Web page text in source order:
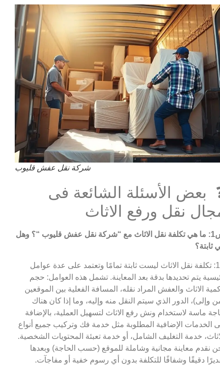
شركة نقل عفش قليوب
بعض الأسئلة الشائعة فى
نقل ورفع الاثاث
نقل عفش قليوب
“؟ وهل
ثابتة؟
ج1: تكلفة نقل الاثاث ليست ثابتة تمامًا وتعتمد على عدة عوامل
يتم تحديدها بدقة بعد المعاينة. تشمل هذه العوامل: حجم
الاثاث والعفش المراد نقله، المسافة الفعلية بين الموقعين
وإلى)، الدور الذي سيتم النقل منه وإليه، وما إذا كان هناك
ماسة لاستخدام ونش رفع الاثاث لتسهيل العملية، بالإضافة
الخدمات الإضافية المطلوبة مثل خدمة فك وتركيب جميع أنواع
خدمة التغليف الشامل، أو خدمة تعبئة المحتويات الشخصية.
نقدم معاينة مجانية وشاملة للموقع (حسب الحاجة) وبعدها
دقيقًا وشفافًا للتكلفة بدون أي رسوم خفية أو مفاجآت.